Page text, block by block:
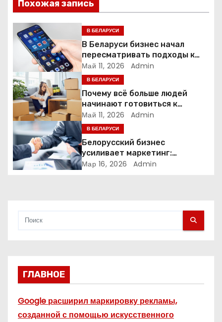
я
п
з
а
п
и
с
Похожая запись
В БЕЛАРУСИ
В Беларуси бизнес начал
пересматривать подходы к
маркетингу и digital-рекламе
Май 11, 2026 Admin
В БЕЛАРУСИ
Почему всё больше людей
начинают готовиться к
переезду заранее
Май 11, 2026 Admin
В БЕЛАРУСИ
Белорусский бизнес
усиливает маркетинг:
компании меняют стратегии
Мар 16, 2026 Admin
ГЛАВНОЕ
Google расширил маркировку рекламы,
созданной с помощью искусственного